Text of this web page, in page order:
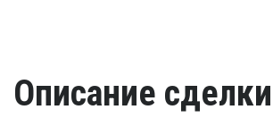
Описание сделки